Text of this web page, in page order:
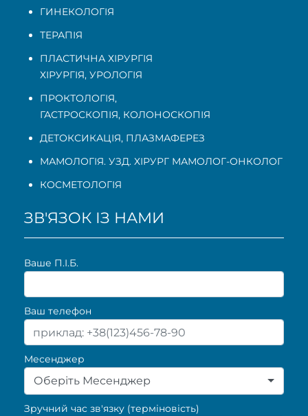
ГИНЕКОЛОГІЯ
ТЕРАПІЯ
ПЛАСТИЧНА ХІРУРГІЯ
ХІРУРГІЯ, УРОЛОГІЯ
ПРОКТОЛОГІЯ,
ГАСТРОСКОПІЯ, КОЛОНОСКОПІЯ
ДЕТОКСИКАЦІЯ, ПЛАЗМАФЕРЕЗ
МАМОЛОГІЯ. УЗД. ХІРУРГ МАМОЛОГ-ОНКОЛОГ
КОСМЕТОЛОГІЯ
ЗВ'ЯЗОК ІЗ НАМИ
Ваше П.I.Б.
Ваш телефон
Месенджер
Оберіть Месенджер
Зручний час зв'язку (терміновість)